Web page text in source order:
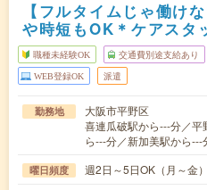
【フルタイムじゃ働け
や時短もOK＊ケアスタ
職種未経験OK 交通費別途支給あり
WEB登録OK 派遣
勤務地
大阪市平野区
喜連瓜破駅から---分／
ら---分／新加美駅から
曜日頻度 週2日～5日OK（月～